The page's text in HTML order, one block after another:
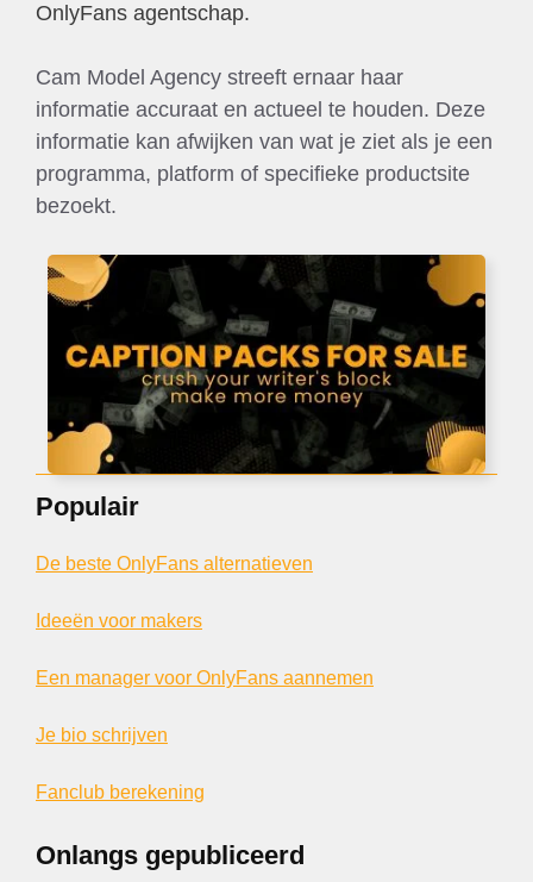
OnlyFans agentschap.
Cam Model Agency streeft ernaar haar
informatie accuraat en actueel te houden. Deze
informatie kan afwijken van wat je ziet als je een
programma, platform of specifieke productsite
bezoekt.
Populair
De beste OnlyFans alternatieven
Ideeën voor makers
Een manager voor OnlyFans aannemen
Je bio schrijven
Fanclub berekening
Onlangs gepubliceerd